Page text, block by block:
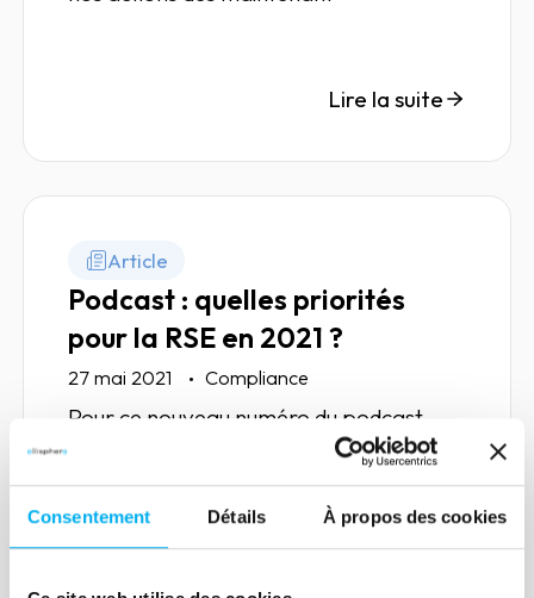
Consentement Détails À propos des cookies
Lire la suite
Article
Podcast : quelles priorités
pour la RSE en 2021 ?
27 mai 2021 Compliance
Pour ce nouveau numéro du podcast
Ellisphere, nous abordons avec nos
invités sur le sujet de la RSE. Bonne
écoute !